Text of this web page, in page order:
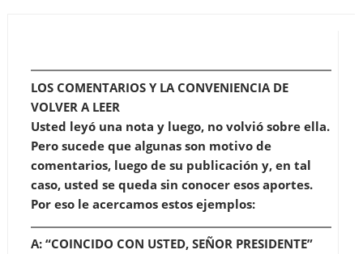
LOS COMENTARIOS Y LA CONVENIENCIA DE
VOLVER A LEER
Usted leyó una nota y luego, no volvió sobre ella.
Pero sucede que algunas son motivo de
comentarios, luego de su publicación y, en tal
caso, usted se queda sin conocer esos aportes.
Por eso le acercamos estos ejemplos:
A: “COINCIDO CON USTED, SEÑOR PRESIDENTE”